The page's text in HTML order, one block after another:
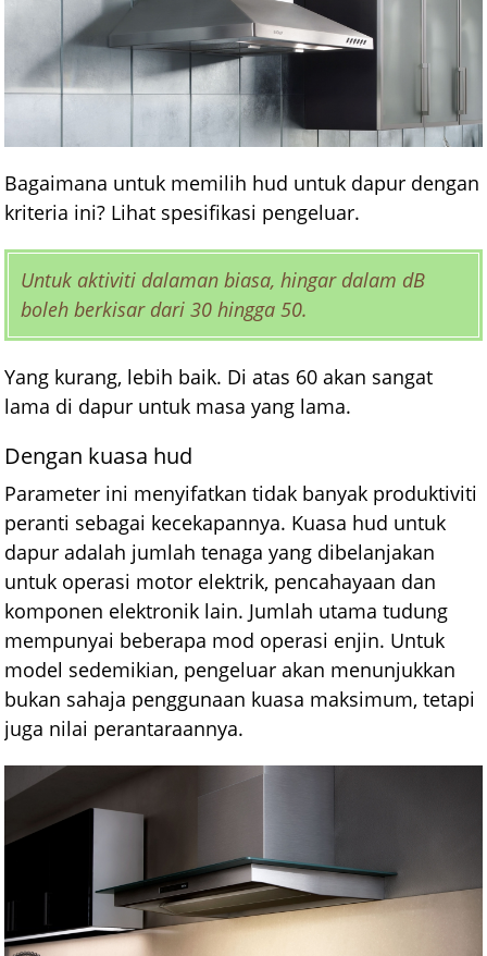
Bagaimana untuk memilih hud untuk dapur dengan
kriteria ini? Lihat spesifikasi pengeluar.
Untuk aktiviti dalaman biasa, hingar dalam dB
boleh berkisar dari 30 hingga 50.
Yang kurang, lebih baik. Di atas 60 akan sangat
lama di dapur untuk masa yang lama.
Dengan kuasa hud
Parameter ini menyifatkan tidak banyak produktiviti
peranti sebagai kecekapannya. Kuasa hud untuk
dapur adalah jumlah tenaga yang dibelanjakan
untuk operasi motor elektrik, pencahayaan dan
komponen elektronik lain. Jumlah utama tudung
mempunyai beberapa mod operasi enjin. Untuk
model sedemikian, pengeluar akan menunjukkan
bukan sahaja penggunaan kuasa maksimum, tetapi
juga nilai perantaraannya.